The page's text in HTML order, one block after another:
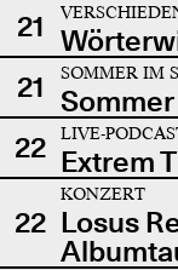
21
21
SOMMER IM
22
LIVE-
Extrem
22
KONZERT
Losus